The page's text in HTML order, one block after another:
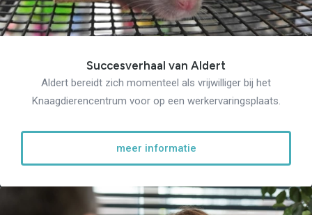
Succesverhaal van Aldert
Aldert bereidt zich momenteel als vrijwilliger bij het
Knaagdierencentrum voor op een werkervaringsplaats.
meer informatie